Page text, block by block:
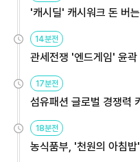
'캐시딜' 캐시워크 돈 버
14분전
관세전쟁 '엔드게임' 윤
용해야
17분전
섬유패션 글로벌 경쟁력
원
18분전
농식품부, '천원의 아침